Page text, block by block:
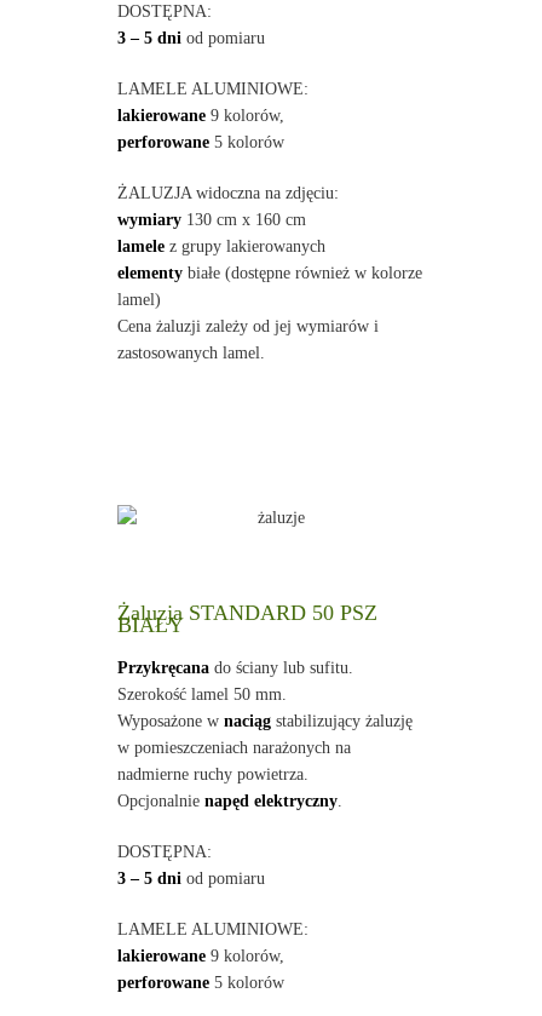
DOSTĘPNA:
3 – 5 dni od pomiaru
LAMELE ALUMINIOWE:
lakierowane9 kolorów,
perforowane5 kolorów
ŻALUZJA widoczna na zdjęciu:
wymiary130 cm x 160 cm
lamelez grupy lakierowanych
elementybiałe (dostępne również w kolorze
lamel)
Cena żaluzji zależy od jej wymiarów i
zastosowanych lamel.
Żaluzja STANDARD 50 PSZ
BIAŁY
Przykręcanado ściany lub sufitu.
Szerokość lamel 50 mm.
Wyposażone w naciągstabilizujący żaluzję
w pomieszczeniach narażonych na
nadmierne ruchy powietrza.
Opcjonalnie napęd elektryczny.
DOSTĘPNA:
3 – 5 dni od pomiaru
LAMELE ALUMINIOWE:
lakierowane9 kolorów,
perforowane5 kolorów